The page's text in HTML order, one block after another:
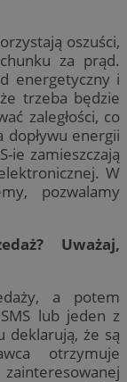
oszuści,
za prąd.
energetyczny i
trzeba będzie
zaległości, co
dopływu energii
ie zamieszczają
W
pozwalamy
Uważaj,
a potem
lub jeden z
deklarują, że są
otrzymuje